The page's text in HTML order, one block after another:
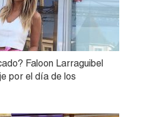
Faloon Larraguibel
por el día de los